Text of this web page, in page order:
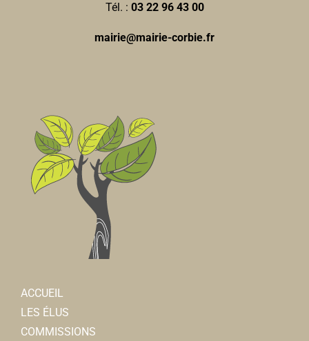
Tél. : 03 22 96 43 00
mairie@mairie-corbie.fr
ACCUEIL
LES ÉLUS
COMMISSIONS